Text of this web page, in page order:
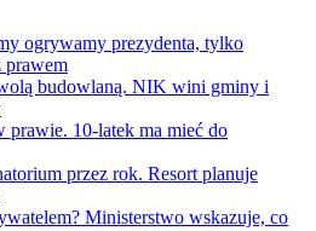
ogrywamy prezydenta, tylko
prawem
budowlaną. NIK wini gminy i
prawie. 10-latek ma mieć do
przez rok. Resort planuje
Ministerstwo wskazuje, co